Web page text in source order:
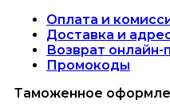
Оплата и
Доставка и
Возврат онлайн-
Промокоды
Таможенное